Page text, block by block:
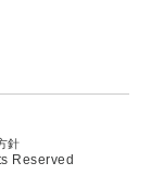
針
Reserved